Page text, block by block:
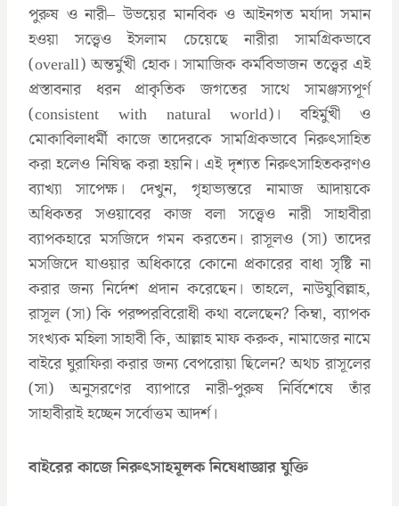
পুরুষ ও নারী– উভয়ের মানবিক ও আইনগত মর্যাদা সমান
হওয়া সত্ত্বেও ইসলাম চেয়েছে নারীরা সামগ্রিকভাবে
(overall) অন্তর্মুখী হোক। সামাজিক কর্মবিভাজন তত্ত্বের এই
প্রস্তাবনার ধরন প্রাকৃতিক জগতের সাথে সামঞ্জস্যপূর্ণ
(consistent with natural world)। বহির্মুখী ও
মোকাবিলাধর্মী কাজে তাদেরকে সামগ্রিকভাবে নিরুৎসাহিত
করা হলেও নিষিদ্ধ করা হয়নি। এই দৃশ্যত নিরুৎসাহিতকরণও
ব্যাখ্যা সাপেক্ষ। দেখুন, গৃহাভ্যন্তরে নামাজ আদায়কে
অধিকতর সওয়াবের কাজ বলা সত্ত্বেও নারী সাহাবীরা
ব্যাপকহারে মসজিদে গমন করতেন। রাসূলও (সা) তাদের
মসজিদে যাওয়ার অধিকারে কোনো প্রকারের বাধা সৃষ্টি না
করার জন্য নির্দেশ প্রদান করেছেন। তাহলে, নাউযুবিল্লাহ,
রাসূল (সা) কি পরষ্পরবিরোধী কথা বলেছেন? কিম্বা, ব্যাপক
সংখ্যক মহিলা সাহাবী কি, আল্লাহ মাফ করুক, নামাজের নামে
বাইরে ঘুরাফিরা করার জন্য বেপরোয়া ছিলেন? অথচ রাসূলের
(সা) অনুসরণের ব্যাপারে নারী-পুরুষ নির্বিশেষে তাঁর
সাহাবীরাই হচ্ছেন সর্বোত্তম আদর্শ।
বাইরের কাজে নিরুৎসাহমূলক নিষেধাজ্ঞার যুক্তি